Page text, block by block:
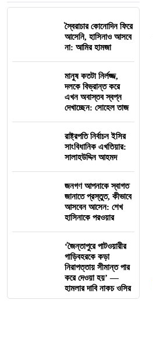
স্বৈরাচার কোনোদিন ফিরে
আসেনি, হাসিনাও আসবে
না: আমির হামজা
মানুষ কতটা নির্লজ্জ,
দলকে বিভ্রান্ত করে
এখন অবাস্তব স্বপ্ন
দেখাচ্ছেন: সোহেল তাজ
রাষ্ট্রপতি নির্বাচন ইসির
সাংবিধানিক এখতিয়ার:
সালাহউদ্দিন আহমদ
জনগণ আপনাকে স্বাগত
জানাতে প্রস্তুত, কীভাবে
আসবেন আসেন: শেখ
হাসিনাকে পরওয়ার
‘জৈন্তাপুরে পাটওয়ারীর
গাড়িবহরকে কড়া
নিরাপত্তায় সীমান্ত পার
করে দেওয়া হয়’ —
হামলার দাবি নাকচ ওসির